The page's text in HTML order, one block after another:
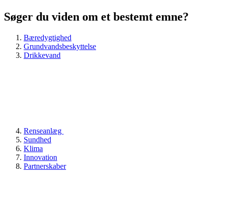
Søger du viden om et bestemt emne?
Bæredygtighed
Grundvandsbeskyttelse
Drikkevand
Renseanlæg
Sundhed
Klima
Innovation
Partnerskaber